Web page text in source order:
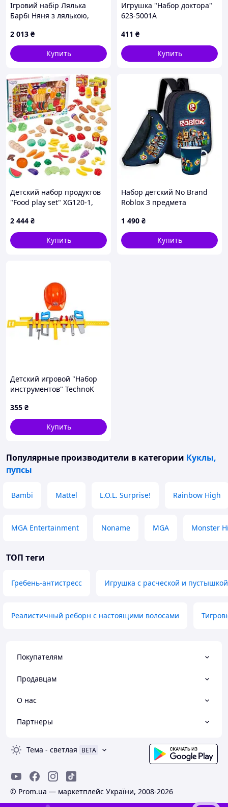
Ігровий набір Лялька
Барбі Няня з лялькою,
Уцінка
2 013 ₴
Купить
Игрушка "Набор доктора"
623-5001А
411 ₴
Купить
Детский набор продуктов
"Food play set" XG120-1,
2 444 ₴
Купить
Набор детский No Brand
Roblox 3 предмета
1 490 ₴
Купить
Детский игровой "Набор
инструментов" TechnoK
355 ₴
Купить
Популярные производители в категории Куклы,
пупсы
Bambi Mattel L.O.L. Surprise! Rainbow High
MGA Entertainment Noname MGA Monster
ТОП теги
Гребень-антистресс Игрушка с расческой и пустышкой
Реалистичный реборн с настоящими волосами
Покупателям
Продавцам
О нас
Партнеры
Тема - светлая BETA
© Prom.ua — маркетплейс України, 2008-2026